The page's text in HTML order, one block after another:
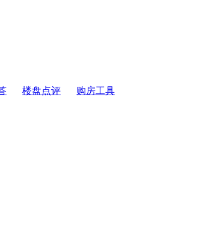
楼盘点评
购房工具